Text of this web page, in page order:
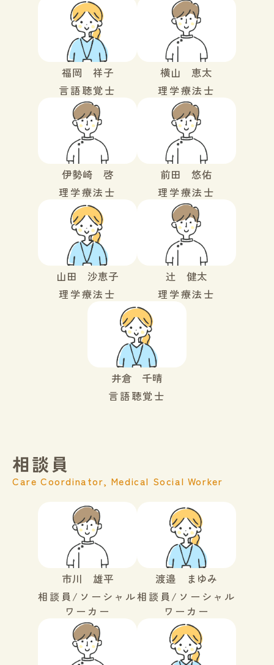
福岡 祥子
言語聴覚士
横山 恵太
理学療法士
伊勢崎 啓
理学療法士
前田 悠佑
理学療法士
山田 沙恵子
理学療法士
辻 健太
理学療法士
井倉 千晴
言語聴覚士
相談員
Care Coordinator, Medical Social Worker
市川 雄平
相談員/ソーシャル
ワーカー
渡邉 まゆみ
相談員/ソーシャル
ワーカー